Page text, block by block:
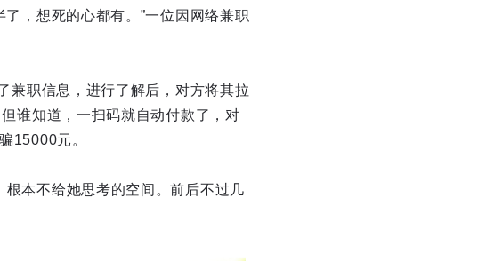
，想死的心都有。”一位因网络兼职
兼职信息，进行了解后，对方将其拉
谁知道，一扫码就自动付款了，对
15000元。
本不给她思考的空间。前后不过几